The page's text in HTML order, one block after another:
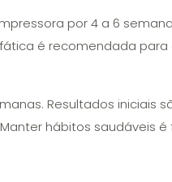
por 4 a 6
é recomendada
Resultados iniciais
hábitos saudáveis